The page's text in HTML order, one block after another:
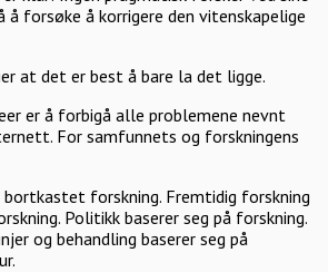
forsøke å korrigere den vitenskapelige
at det er best å bare la det ligge.
er å forbigå alle problemene nevnt
For samfunnets og forskningens
forskning. Fremtidig forskning
Politikk baserer seg på forskning.
og behandling baserer seg på